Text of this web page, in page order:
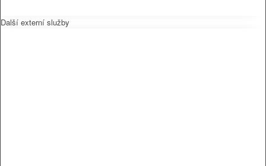
Další externí služby